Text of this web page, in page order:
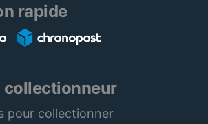
rapide
collectionneur
pour collectionner